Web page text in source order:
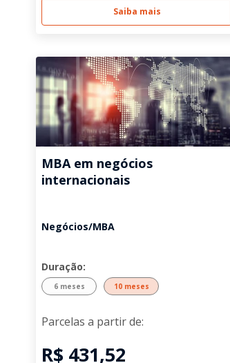
Saiba mais
MBA em negócios
internacionais
Negócios/MBA
Duração:
6 meses 10 meses
Parcelas a partir de:
R$ 431,52